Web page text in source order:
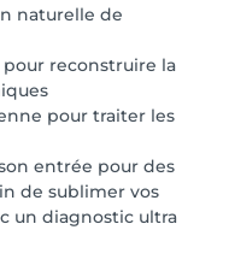
naturelle de
reconstruire la
pour traiter les
entrée pour des
de sublimer vos
un diagnostic ultra